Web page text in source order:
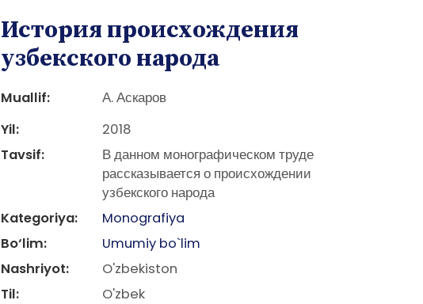
История происхождения
узбекского народа
Muallif:
А. Аскаров
Yil:
2018
Tavsif:
В данном монографическом труде
рассказывается о происхождении
узбекского народа
Kategoriya:
Monografiya
Bo‘lim:
Umumiy bo`lim
Nashriyot:
O'zbekiston
Til:
O'zbek